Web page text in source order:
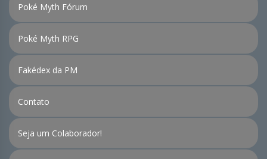
Poké Myth Fórum
Poké Myth RPG
Fakédex da PM
Contato
Seja um Colaborador!